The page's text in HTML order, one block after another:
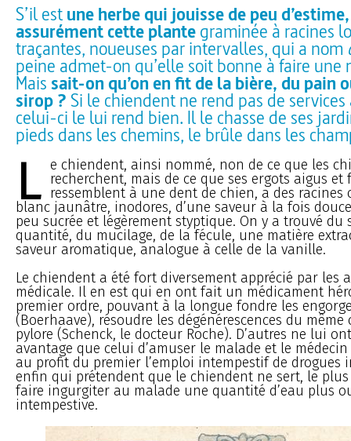
S’il estune herbe qui jouisse de peu d’estime,
assurément cette plantegraminée à racines
traçantes, noueuses par intervalles, qui a nom
peine admet-on qu’elle soit bonne à faire une
Maissait-on qu’on en fit de la bière, du pain
sirop ?Si le chiendent ne rend pas de services
celui-ci le lui rend bien. Il le chasse de ses
pieds dans les chemins, le brûle dans les
L e chiendent, ainsi nommé, non de ce que les
recherchent, mais de ce que ses ergots aigus et
ressemblent à une dent de chien, a des racines
blanc jaunâtre, inodores, d’une saveur à la fois
peu sucrée et légèrement styptique. On y a trouvé du
quantité, du mucilage, de la fécule, une matière
saveur aromatique, analogue à celle de la vanille.
Le chiendent a été fort diversement apprécié par les
médicale. Il en est qui en ont fait un médicament
premier ordre, pouvant à la longue fondre les
(Boerhaave), résoudre les dégénérescences du
pylore (Schenck, le docteur Roche). D’autres ne lui
avantage que celui d’amuser le malade et le
au profit du premier l’emploi intempestif de drogues
enfin qui prétendent que le chiendent ne sert, le plus
faire ingurgiter au malade une quantité d’eau plus
intempestive.